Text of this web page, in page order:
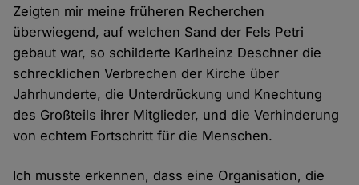
Zeigten mir meine früheren Recherchen
überwiegend, auf welchen Sand der Fels Petri
gebaut war, so schilderte Karlheinz Deschner die
schrecklichen Verbrechen der Kirche über
Jahrhunderte, die Unterdrückung und Knechtung
des Großteils ihrer Mitglieder, und die Verhinderung
von echtem Fortschritt für die Menschen.
Ich musste erkennen, dass eine Organisation, die